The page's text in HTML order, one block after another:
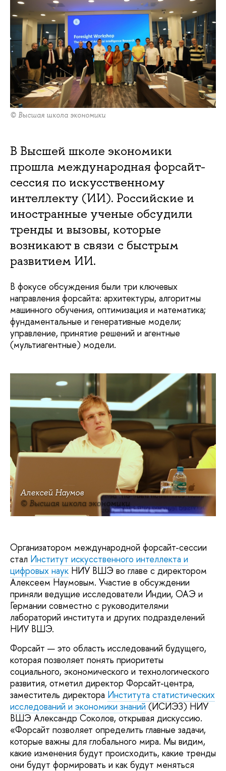
© Высшая школа экономики
В Высшей школе экономики
прошла международная форсайт-
сессия по искусственному
интеллекту (ИИ). Российские и
иностранные ученые обсудили
тренды и вызовы, которые
возникают в связи с быстрым
развитием ИИ.
В фокусе обсуждения были три ключевых
направления форсайта: архитектуры, алгоритмы
машинного обучения, оптимизация и математика;
фундаментальные и генеративные модели;
управление, принятие решений и агентные
(мультиагентные) модели.
Алексей Наумов
© Высшая школа экономики
Организатором международной форсайт-сессии
стал Институт искусственного интеллекта и
цифровых наук НИУ ВШЭ во главе с директором
Алексеем Наумовым. Участие в обсуждении
приняли ведущие исследователи Индии, ОАЭ и
Германии совместно с руководителями
лабораторий института и других подразделений
НИУ ВШЭ.
Форсайт — это область исследований будущего,
которая позволяет понять приоритеты
социального, экономического и технологического
развития, отметил директор Форсайт-центра,
заместитель директора Института статистических
исследований и экономики знаний (ИСИЭЗ) НИУ
ВШЭ Александр Соколов, открывая дискуссию.
«Форсайт позволяет определить главные задачи,
которые важны для глобального мира. Мы видим,
какие изменения будут происходить, какие тренды
они будут формировать и как будут меняться